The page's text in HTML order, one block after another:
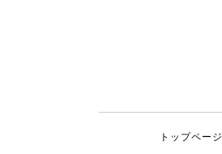
トップページ